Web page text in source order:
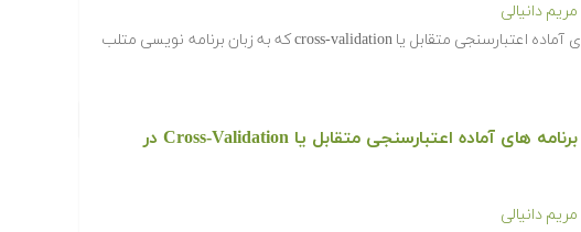
مریم دانیالی
‫در ادامه کدها و برنامه های آماده اعتبارسنجی متقابل یا cross-validation که به زبان برنامه نویسی متلب
دانلود رایگان کدها و برنامه های آماده اعتبارسنجی متقابل یا Cross-Validation در
مریم دانیالی